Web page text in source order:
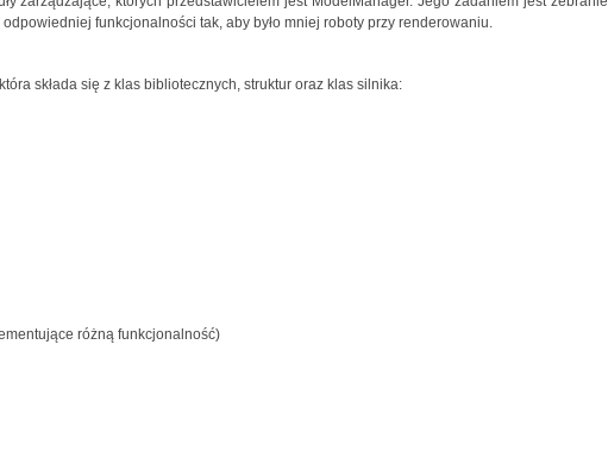
funkcjonalności tak, aby było mniej roboty przy renderowaniu.
składa się z klas bibliotecznych, struktur oraz klas silnika:
różną funkcjonalność)